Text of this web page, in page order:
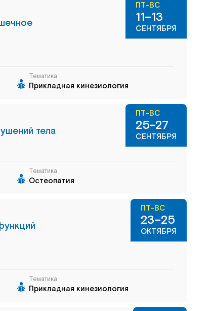
Тематика
Прикладная кинезиология
ПТ-ВС
11–13
СЕНТЯБРЯ
тела
Тематика
Остеопатия
ПТ-ВС
25-27
СЕНТЯБРЯ
Тематика
Прикладная кинезиология
ПТ-ВС
23–25
ОКТЯБРЯ